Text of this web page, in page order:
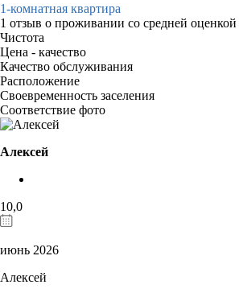
1-комнатная квартира
1 отзыв о проживании со средней оценкой
Чистота
Цена - качество
Качество обслуживания
Расположение
Своевременность заселения
Соответствие фото
Алексей
10,0
июнь 2026
Алексей